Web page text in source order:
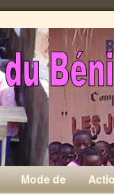
Mode de